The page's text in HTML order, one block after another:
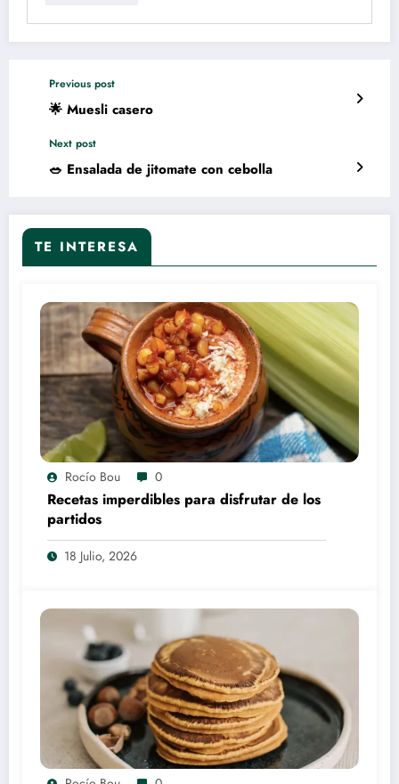
Previous post
🌟 Muesli casero
Next post
🥗 Ensalada de jitomate con cebolla
TE INTERESA
Rocío Bou 0
Recetas imperdibles para disfrutar de los
partidos
18 Julio, 2026